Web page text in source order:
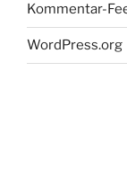
Kommentar-
WordPress.org